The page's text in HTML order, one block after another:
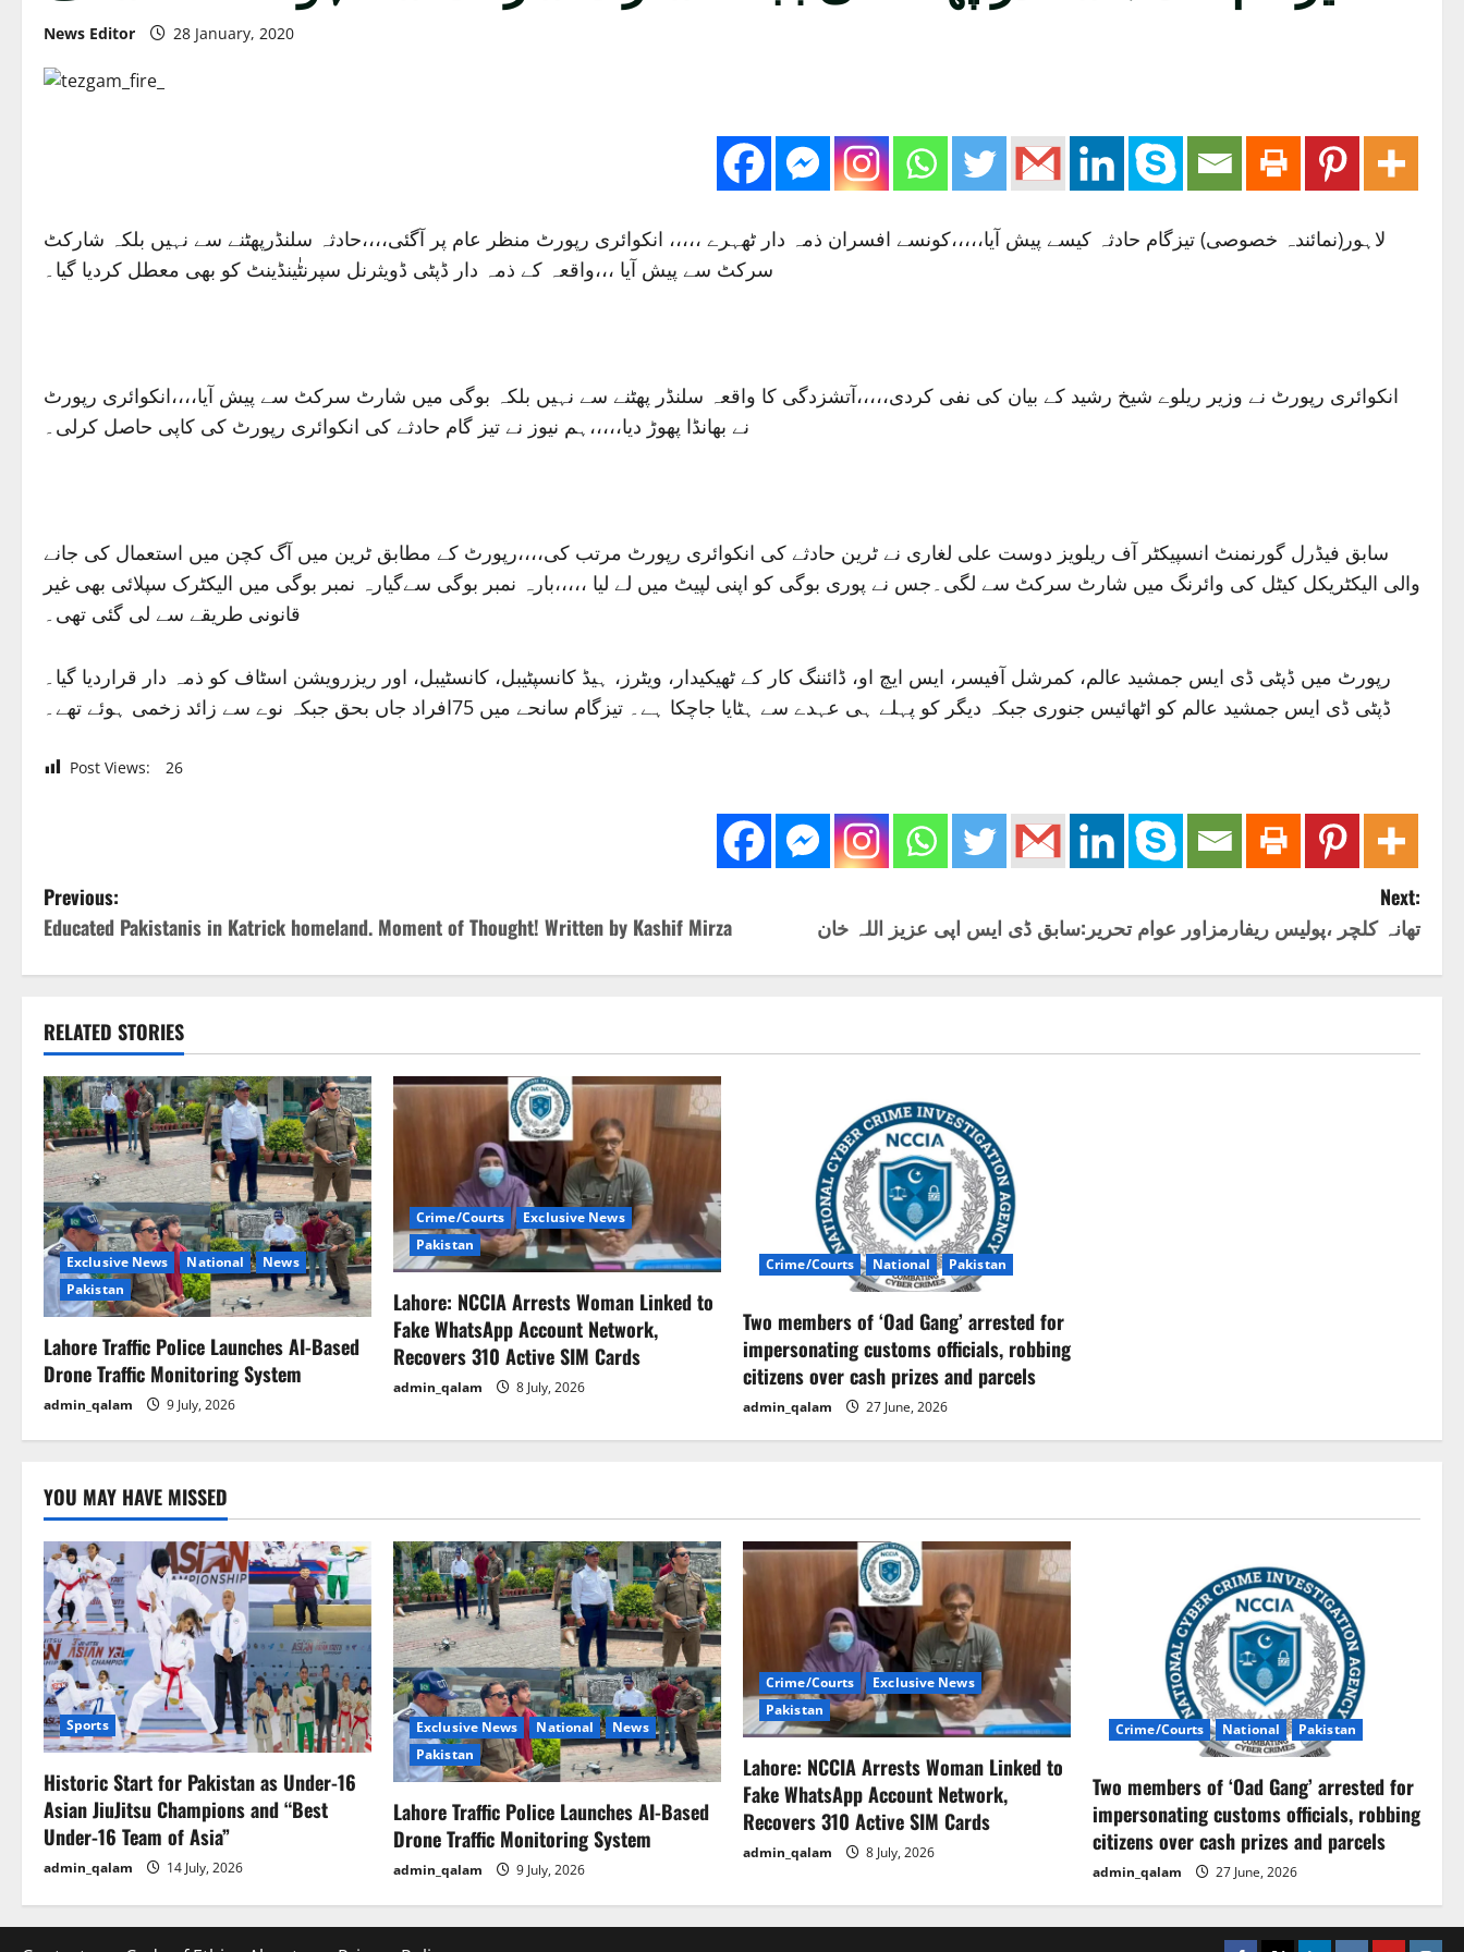
News Editor 28 January, 2020
لاہور(نمائندہ خصوصی) تیزگام حادثہ کیسے پیش آیا،،،،،کونسے افسران ذمہ دار ٹھہرے ،،،،، انکوائری رپورٹ منظر عام پر آگئی،،،،حادثہ سلنڈرپھٹنے سے نہیں بلکہ شارکٹ
سرکٹ سے پیش آیا ،،،واقعہ کے ذمہ دار ڈپٹی ڈویثرنل سپرنٹٰینڈینٹ کو بھی معطل کردیا گیا۔
انکوائری رپورٹ نے وزیر ریلوے شیخ رشید کے بیان کی نفی کردی،،،،،آتشزدگی کا واقعہ سلنڈر پھٹنے سے نہیں بلکہ بوگی میں شارٹ سرکٹ سے پیش آیا،،،،انکوائری رپورٹ
نے بھانڈا پھوڑ دیا،،،،،ہم نیوز نے تیز گام حادثے کی انکوائری رپورٹ کی کاپی حاصل کرلی۔
سابق فیڈرل گورنمنٹ انسپیکٹر آف ریلویز دوست علی لغاری نے ٹرین حادثے کی انکوائری رپورٹ مرتب کی،،،،رپورٹ کے مطابق ٹرین میں آگ کچن میں استعمال کی جانے
والی الیکٹریکل کیٹل کی وائرنگ میں شارٹ سرکٹ سے لگی۔جس نے پوری بوگی کو اپنی لپیٹ میں لے لیا ،،،،،بارہ نمبر بوگی سےگیارہ نمبر بوگی میں الیکٹرک سپلائی بھی غیر
قانونی طریقے سے لی گئی تھی۔
رپورٹ میں ڈپٹی ڈی ایس جمشید عالم، کمرشل آفیسر، ایس ایچ او، ڈائننگ کار کے ٹھیکیدار، ویٹرز، ہیڈ کانسپٹیبل، کانسٹیبل، اور ریزرویشن اسٹاف کو ذمہ دار قراردیا گیا۔
ڈپٹی ڈی ایس جمشید عالم کو اٹھائیس جنوری جبکہ دیگر کو پہلے ہی عہدے سے ہٹایا جاچکا ہے۔ تیزگام سانحے میں 75افراد جاں بحق جبکہ نوے سے زائد زخمی ہوئے تھے۔
Post Views: 26
P
o
t
n
a
v
i
g
a
t
i
o
n
Previous:
Educated Pakistanis in Katrick homeland. Moment of Thought! Written by Kashif Mirza
Next:
تھانہ کلچر ،پولیس ریفارمزاور عوام تحریر:سابق ڈی ایس اپی عزیز اللہ خان
RELATED STORIES
Exclusive News National
News
Pakistan
Lahore Traffic Police Launches AI-Based
Drone Traffic Monitoring System
admin_qalam 9 July, 2026
Crime/Courts
Exclusive News
Pakistan
Lahore: NCCIA Arrests Woman Linked to
Fake WhatsApp Account Network,
Recovers 310 Active SIM Cards
admin_qalam 8 July, 2026
Crime/Courts National Pakistan
Two members of ‘Oad Gang’ arrested for
impersonating customs officials, robbing
citizens over cash prizes and parcels
admin_qalam 27 June, 2026
YOU MAY HAVE MISSED
Sports
Historic Start for Pakistan as Under-16
Asian JiuJitsu Champions and “Best
Under-16 Team of Asia”
admin_qalam 14 July, 2026
Exclusive News National
News
Pakistan
Lahore Traffic Police Launches AI-Based
Drone Traffic Monitoring System
admin_qalam 9 July, 2026
Crime/Courts
Exclusive News
Pakistan
Lahore: NCCIA Arrests Woman Linked to
Fake WhatsApp Account Network,
Recovers 310 Active SIM Cards
admin_qalam 8 July, 2026
Crime/Courts National Pakistan
Two members of ‘Oad Gang’ arrested for
impersonating customs officials, robbing
citizens over cash prizes and parcels
admin_qalam 27 June, 2026